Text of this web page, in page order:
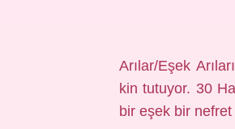
Arılar/Eşek
kin tutuyor. 30
bir eşek bir nefret